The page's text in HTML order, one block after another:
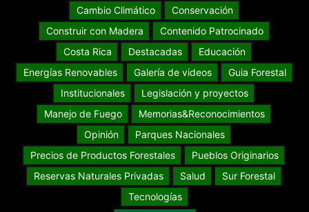
Cambio Climático
Conservación
Construir con Madera
Contenido Patrocinado
Costa Rica
Destacadas
Educación
Energías Renovables
Galería de videos
Guia Forestal
Institucionales
Legislación y proyectos
Manejo de Fuego
Memorias&Reconocimientos
Opinión
Parques Nacionales
Precios de Productos Forestales
Pueblos Originarios
Reservas Naturales Privadas
Salud
Sur Forestal
Tecnologías